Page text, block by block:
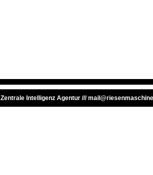
Zentrale Intelligenz Agentur ///